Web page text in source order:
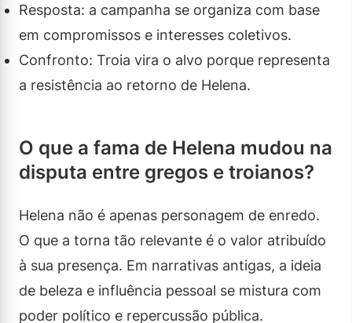
Resposta: a campanha se organiza com base
em compromissos e interesses coletivos.
Confronto: Troia vira o alvo porque representa
a resistência ao retorno de Helena.
O que a fama de Helena mudou na
disputa entre gregos e troianos?
Helena não é apenas personagem de enredo.
O que a torna tão relevante é o valor atribuído
à sua presença. Em narrativas antigas, a ideia
de beleza e influência pessoal se mistura com
poder político e repercussão pública.